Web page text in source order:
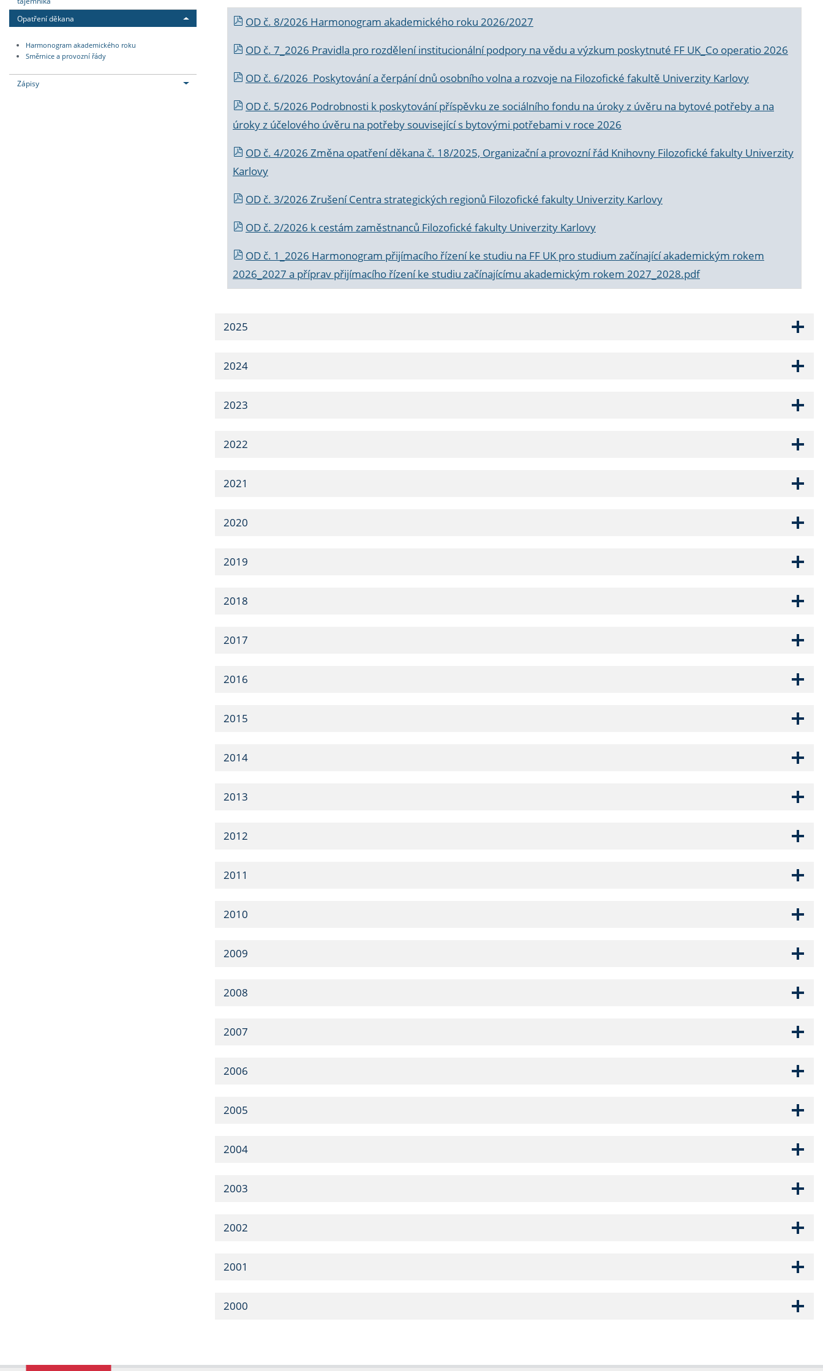
Opatření děkana
Harmonogram akademického roku
Směrnice a provozní řády
Zápisy
OD č. 8/2026 Harmonogram akademického roku 2026/2027
OD č. 7_2026 Pravidla pro rozdělení institucionální podpory na vědu a výzkum poskytnuté FF UK_Co operatio 2026
OD č. 6/2026 Poskytování a čerpání dnů osobního volna a rozvoje na Filozofické fakultě Univerzity Karlovy
OD č. 5/2026 Podrobnosti k poskytování příspěvku ze sociálního fondu na úroky z úvěru na bytové potřeby a na
úroky z účelového úvěru na potřeby související s bytovými potřebami v roce 2026
OD č. 4/2026 Změna opatření děkana č. 18/2025, Organizační a provozní řád Knihovny Filozofické fakulty Univerzity
Karlovy
OD č. 3/2026 Zrušení Centra strategických regionů Filozofické fakulty Univerzity Karlovy
OD č. 2/2026 k cestám zaměstnanců Filozofické fakulty Univerzity Karlovy
OD č. 1_2026 Harmonogram přijímacího řízení ke studiu na FF UK pro studium začínající akademickým rokem
2026_2027 a příprav přijímacího řízení ke studiu začínajícímu akademickým rokem 2027_2028.pdf
2025
2024
2023
2022
2021
2020
2019
2018
2017
2016
2015
2014
2013
2012
2011
2010
2009
2008
2007
2006
2005
2004
2003
2002
2001
2000